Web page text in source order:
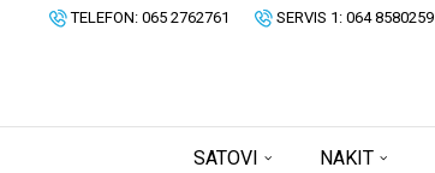
TELEFON: 065 2762761 SERVIS 1: 064 8580259
SATOVI NAKIT